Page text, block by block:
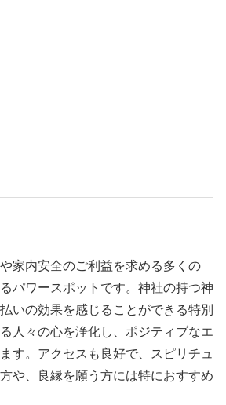
家内安全のご利益を求める多くの
パワースポットです。神社の持つ神
いの効果を感じることができる特別
人々の心を浄化し、ポジティブなエ
す。アクセスも良好で、スピリチュ
や、良縁を願う方には特におすすめ